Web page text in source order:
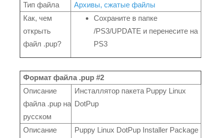
Тип файла
Архивы, сжатые файлы
Как, чем
открыть
файл .pup?
Сохраните в папке
/PS3/UPDATE и перенесите на
PS3
Формат файла .pup #2
Описание
файла .pup на
русском
Инсталлятор пакета Puppy Linux
DotPup
Описание
Puppy Linux DotPup Installer Package